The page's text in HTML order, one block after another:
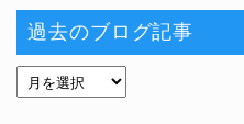
過去のブログ記事